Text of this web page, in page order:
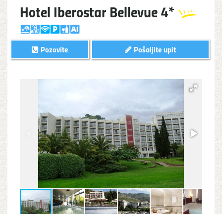
Hotel Iberostar Bellevue 4*
Pošaljite upit
Pozovite